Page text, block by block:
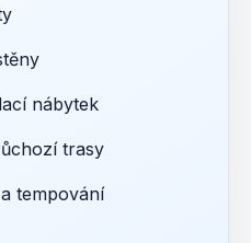
nábytek
trasy
tempování